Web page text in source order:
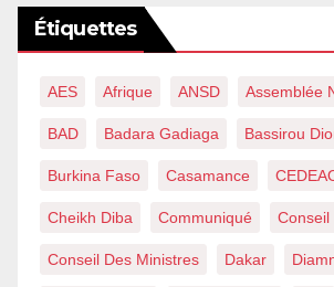
Étiquettes
AES Afrique ANSD Assemblée
BAD Badara Gadiaga Bassirou
Burkina Faso Casamance
Cheikh Diba Communiqué Conseil
Conseil Des Ministres Dakar